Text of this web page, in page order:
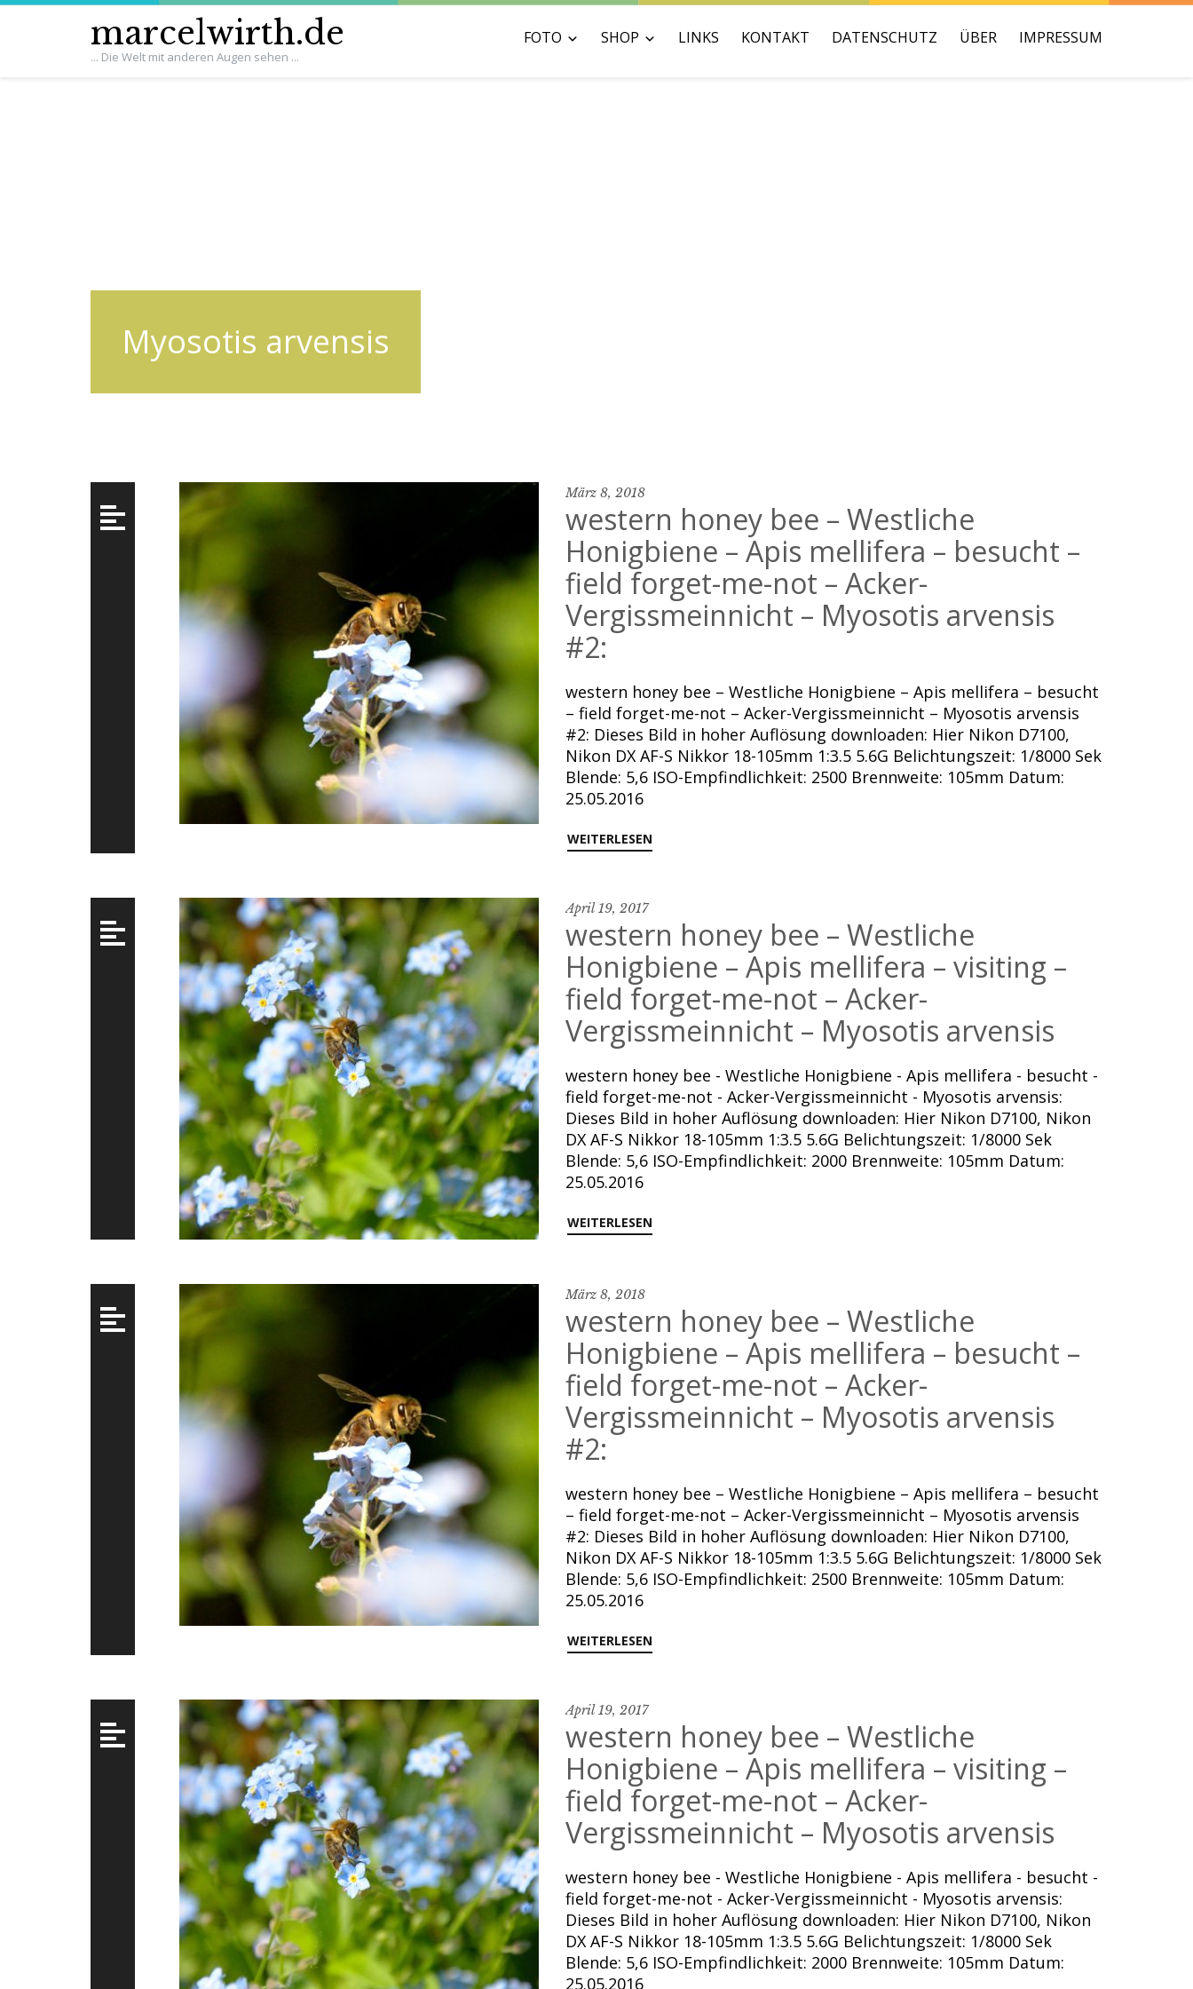
marcelwirth.de
... Die Welt mit anderen Augen sehen ...
FOTO SHOP LINKS KONTAKT DATENSCHUTZ ÜBER IMPRESSUM
Myosotis arvensis
März 8, 2018
western honey bee – Westliche
Honigbiene – Apis mellifera – besucht –
field forget-me-not – Acker-
Vergissmeinnicht – Myosotis arvensis
#2:
western honey bee – Westliche Honigbiene – Apis mellifera – besucht
– field forget-me-not – Acker-Vergissmeinnicht – Myosotis arvensis
#2: Dieses Bild in hoher Auflösung downloaden: Hier Nikon D7100,
Nikon DX AF-S Nikkor 18-105mm 1:3.5 5.6G Belichtungszeit: 1/8000 Sek
Blende: 5,6 ISO-Empfindlichkeit: 2500 Brennweite: 105mm Datum:
25.05.2016
WEITERLESEN
April 19, 2017
western honey bee – Westliche
Honigbiene – Apis mellifera – visiting –
field forget-me-not – Acker-
Vergissmeinnicht – Myosotis arvensis
western honey bee - Westliche Honigbiene - Apis mellifera - besucht -
field forget-me-not - Acker-Vergissmeinnicht - Myosotis arvensis:
Dieses Bild in hoher Auflösung downloaden: Hier Nikon D7100, Nikon
DX AF-S Nikkor 18-105mm 1:3.5 5.6G Belichtungszeit: 1/8000 Sek
Blende: 5,6 ISO-Empfindlichkeit: 2000 Brennweite: 105mm Datum:
25.05.2016
WEITERLESEN
März 8, 2018
western honey bee – Westliche
Honigbiene – Apis mellifera – besucht –
field forget-me-not – Acker-
Vergissmeinnicht – Myosotis arvensis
#2:
western honey bee – Westliche Honigbiene – Apis mellifera – besucht
– field forget-me-not – Acker-Vergissmeinnicht – Myosotis arvensis
#2: Dieses Bild in hoher Auflösung downloaden: Hier Nikon D7100,
Nikon DX AF-S Nikkor 18-105mm 1:3.5 5.6G Belichtungszeit: 1/8000 Sek
Blende: 5,6 ISO-Empfindlichkeit: 2500 Brennweite: 105mm Datum:
25.05.2016
WEITERLESEN
April 19, 2017
western honey bee – Westliche
Honigbiene – Apis mellifera – visiting –
field forget-me-not – Acker-
Vergissmeinnicht – Myosotis arvensis
western honey bee - Westliche Honigbiene - Apis mellifera - besucht -
field forget-me-not - Acker-Vergissmeinnicht - Myosotis arvensis:
Dieses Bild in hoher Auflösung downloaden: Hier Nikon D7100, Nikon
DX AF-S Nikkor 18-105mm 1:3.5 5.6G Belichtungszeit: 1/8000 Sek
Blende: 5,6 ISO-Empfindlichkeit: 2000 Brennweite: 105mm Datum:
25.05.2016